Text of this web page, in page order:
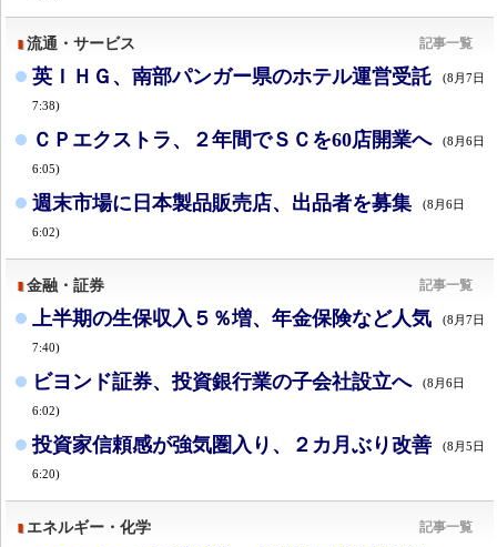
流通・サービス 記事一覧
英ＩＨＧ、南部パンガー県のホテル運営受託 (8月7日
7:38)
ＣＰエクストラ、２年間でＳＣを60店開業へ (8月6日
6:05)
週末市場に日本製品販売店、出品者を募集 (8月6日
6:02)
金融・証券 記事一覧
上半期の生保収入５％増、年金保険など人気 (8月7日
7:40)
ビヨンド証券、投資銀行業の子会社設立へ (8月6日
6:02)
投資家信頼感が強気圏入り、２カ月ぶり改善 (8月5日
6:20)
エネルギー・化学 記事一覧